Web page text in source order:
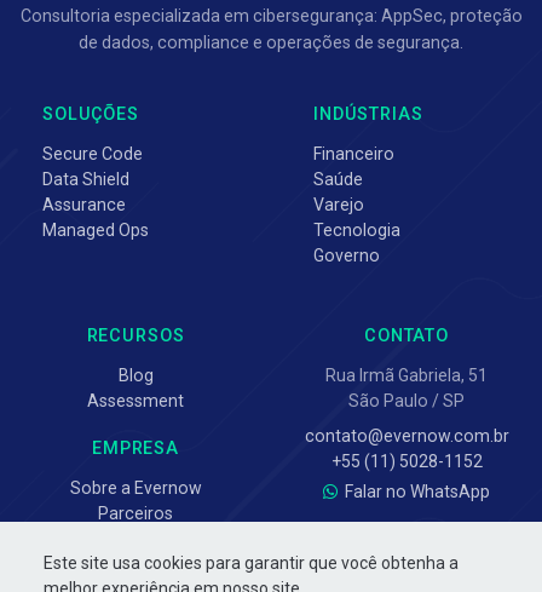
Este site usa cookies para garantir que você obtenha a
Consultoria especializada em cibersegurança: AppSec, proteção
de dados, compliance e operações de segurança.
SOLUÇÕES
Secure Code
Data Shield
Assurance
Managed Ops
INDÚSTRIAS
Financeiro
Saúde
Varejo
Tecnologia
Governo
RECURSOS
Blog
Assessment
EMPRESA
Sobre a Evernow
Parceiros
CONTATO
Rua Irmã Gabriela, 51
São Paulo / SP
contato@evernow.com.br
+55 (11) 5028-1152
Falar no WhatsApp